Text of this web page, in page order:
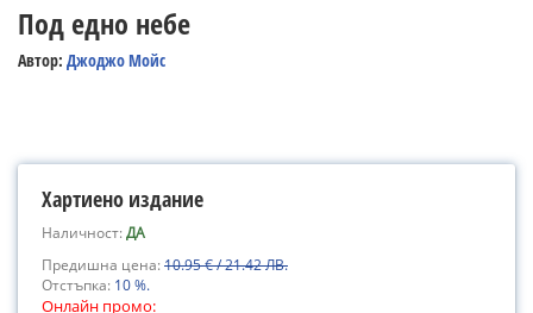
Под едно небе
Автор: Джоджо Мойс
Хартиено издание
Наличност:ДА
Предишна цена:10.95 € / 21.42 ЛВ.
Отстъпка: 10 %.
Онлайн промо: